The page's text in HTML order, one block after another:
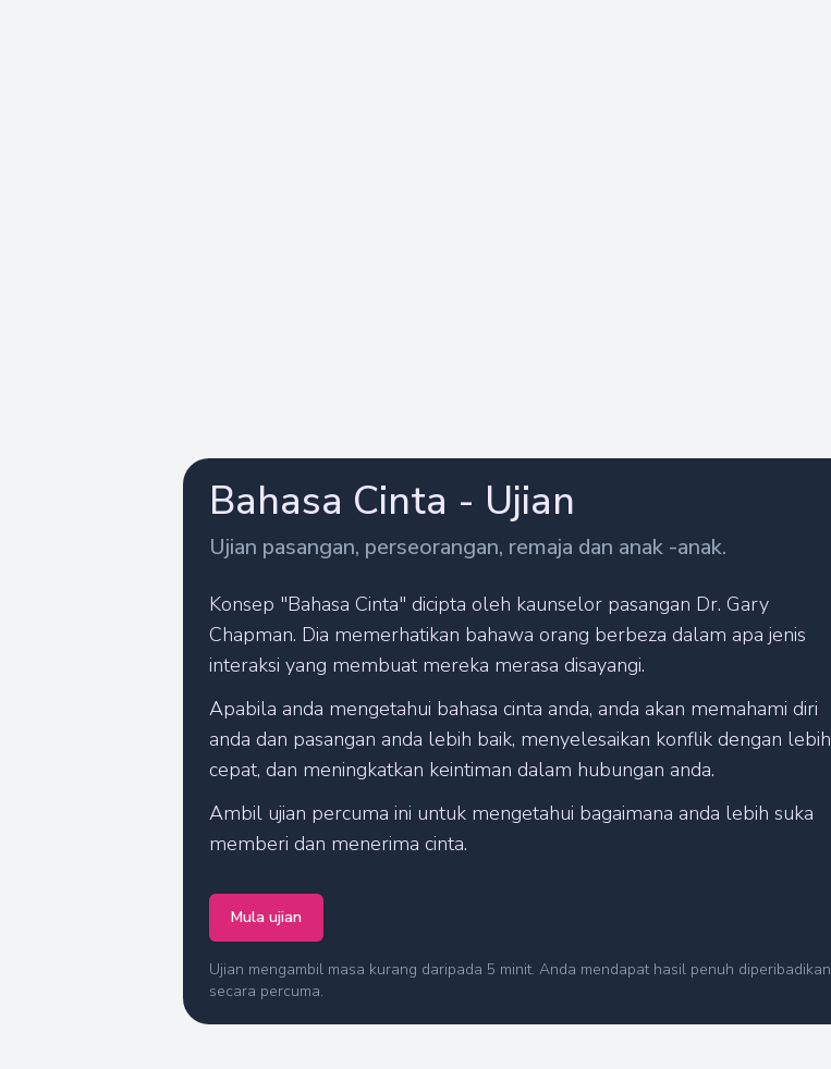
Bahasa Cinta - Ujian
Ujian pasangan, perseorangan, remaja dan anak -anak.
Konsep "Bahasa Cinta" dicipta oleh kaunselor pasangan Dr. Gary
Chapman. Dia memerhatikan bahawa orang berbeza dalam apa jenis
interaksi yang membuat mereka merasa disayangi.
Apabila anda mengetahui bahasa cinta anda, anda akan memahami diri
anda dan pasangan anda lebih baik, menyelesaikan konflik dengan lebih
cepat, dan meningkatkan keintiman dalam hubungan anda.
Ambil ujian percuma ini untuk mengetahui bagaimana anda lebih suka
memberi dan menerima cinta.
Mula ujian
Ujian mengambil masa kurang daripada 5 minit. Anda mendapat hasil penuh diperibadikan
secara percuma.
Kami sedang mengira keputusan anda